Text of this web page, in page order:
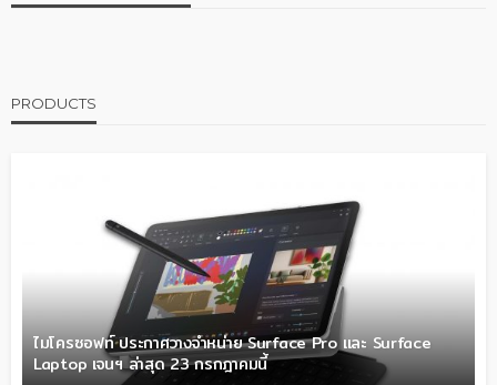
PRODUCTS
ไมโครซอฟท์ ประกาศวางจำหน่าย Surface Pro และ Surface
Laptop เจนฯ ล่าสุด 23 กรกฎาคมนี้